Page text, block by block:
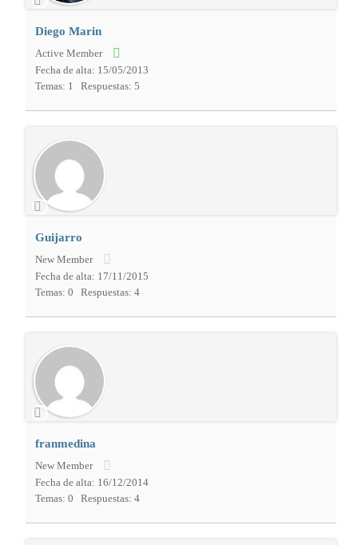
Diego Marin
Active Member
Fecha de alta: 15/05/2013
Temas: 1
Respuestas: 5
Guijarro
New Member
Fecha de alta: 17/11/2015
Temas: 0
Respuestas: 4
franmedina
New Member
Fecha de alta: 16/12/2014
Temas: 0
Respuestas: 4